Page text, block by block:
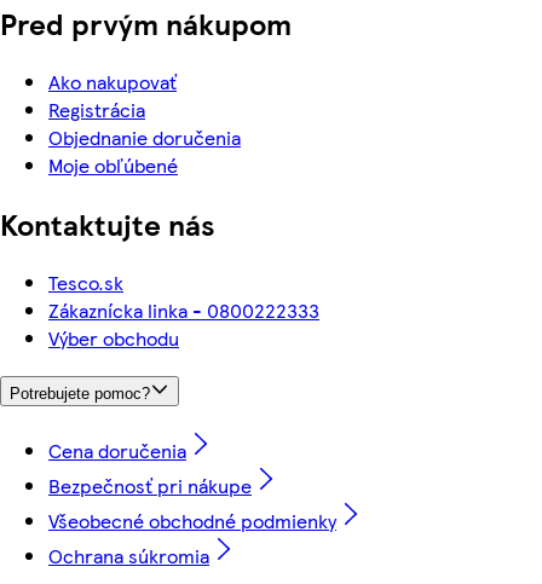
Pred prvým nákupom
Ako nakupovať
Registrácia
Objednanie doručenia
Moje obľúbené
Kontaktujte nás
Tesco.sk
Zákaznícka linka - 0800222333
Výber obchodu
Potrebujete pomoc?
Cena doručenia
Bezpečnosť pri nákupe
Všeobecné obchodné podmienky
Ochrana súkromia